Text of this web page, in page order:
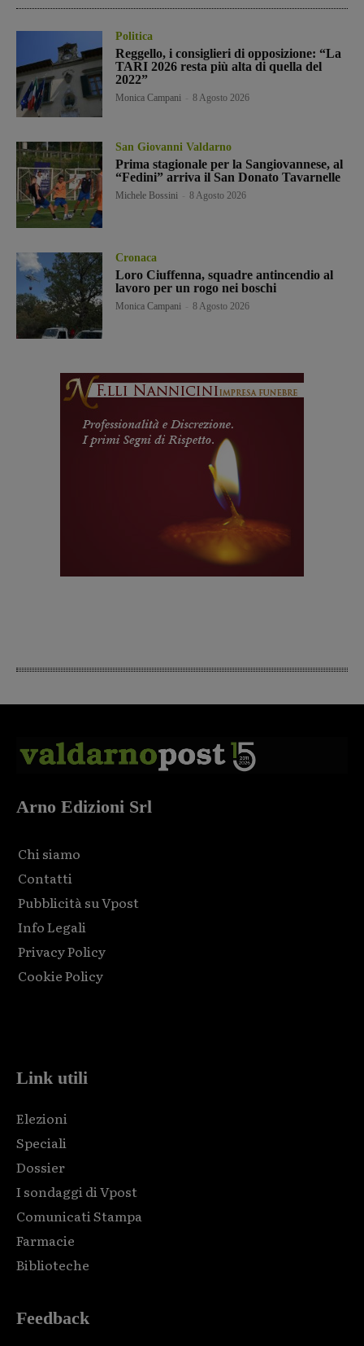
Politica
Reggello, i consiglieri di opposizione: “La
TARI 2026 resta più alta di quella del
2022”
Monica Campani 8 Agosto 2026
San Giovanni Valdarno
Prima stagionale per la Sangiovannese, al
“Fedini” arriva il San Donato Tavarnelle
Michele Bossini 8 Agosto 2026
Cronaca
Loro Ciuffenna, squadre antincendio al
lavoro per un rogo nei boschi
Monica Campani 8 Agosto 2026
Arno Edizioni Srl
Chi siamo
Contatti
Pubblicità su Vpost
Info Legali
Privacy Policy
Cookie Policy
Link utili
Elezioni
Speciali
Dossier
I sondaggi di Vpost
Comunicati Stampa
Farmacie
Biblioteche
Feedback